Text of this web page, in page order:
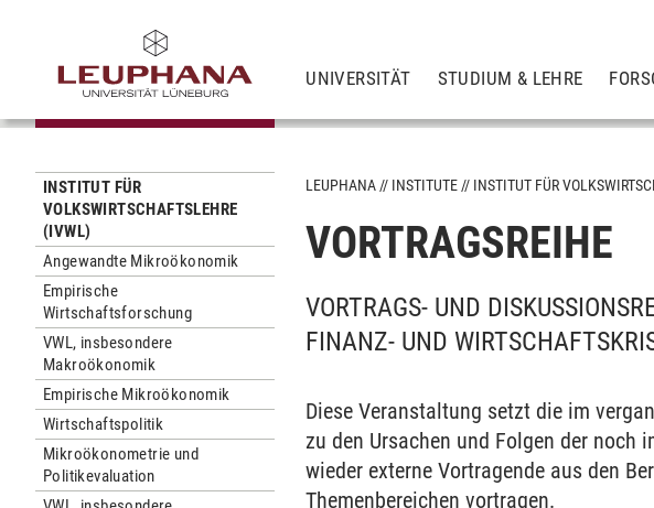
UNIVERSITÄT STUDIUM & LEHRE
INSTITUT FÜR
VOLKSWIRTSCHAFTSLEHRE
(IVWL)
Angewandte Mikroökonomik
Empirische
Wirtschaftsforschung
VWL, insbesondere
Makroökonomik
Empirische Mikroökonomik
Wirtschaftspolitik
Mikroökonometrie und
Politikevaluation
LEUPHANA INSTITUTE INSTITUT FÜR
VORTRAGSREIHE
VORTRAGS- UND
FINANZ- UND
Diese Veranstaltung setzt die im
zu den Ursachen und Folgen der noch
wieder externe Vortragende aus den
Themenbereichen vortragen.